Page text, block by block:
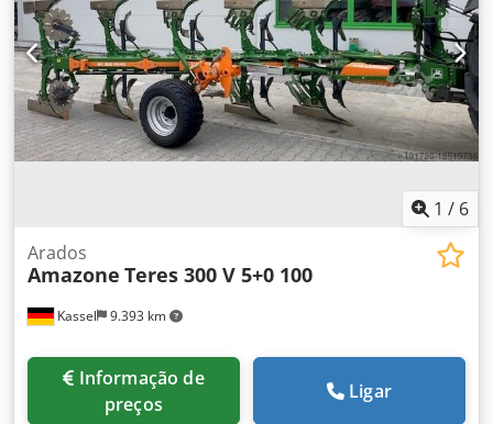
1 / 6
Kassel 9.393 km
Arados
Amazone Teres 300 V 5+0 100
preços
Ligar